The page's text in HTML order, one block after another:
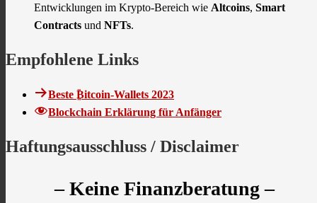
Entwicklungen im Krypto-Bereich wie Altcoins, Smart
Contracts und NFTs.
Empfohlene Links
Beste ₿itcoin-Wallets 2023
Blockchain Erklärung für Anfänger
Haftungsausschluss / Disclaimer
– Keine Finanzberatung –